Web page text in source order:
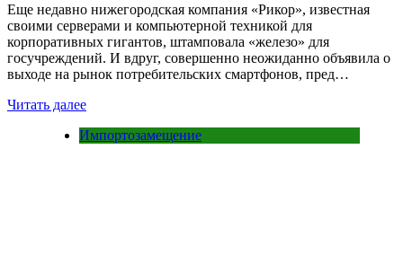
Еще недавно нижегородская компания «Рикор», известная
своими серверами и компьютерной техникой для
корпоративных гигантов, штамповала «железо» для
госучреждений. И вдруг, совершенно неожиданно объявила о
выходе на рынок потребительских смартфонов, пред…
Читать далее
Импортозамещение